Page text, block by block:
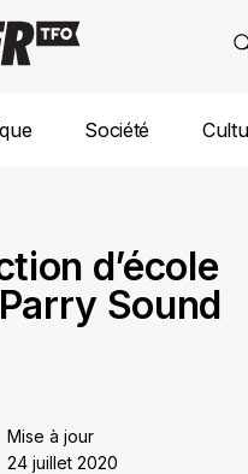
Société
d’école
Sound
Mise à jour
24 juillet 2020